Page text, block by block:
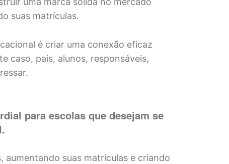
suas matrículas.
é criar uma conexão eficaz
caso, pais, alunos, responsáveis,
para escolas que desejam se
aumentando suas matrículas e criando